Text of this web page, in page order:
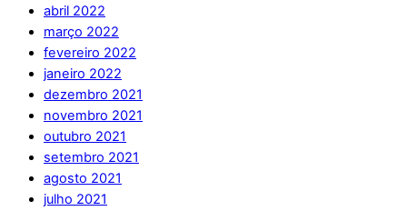
abril 2022
março 2022
fevereiro 2022
janeiro 2022
dezembro 2021
novembro 2021
outubro 2021
setembro 2021
agosto 2021
julho 2021